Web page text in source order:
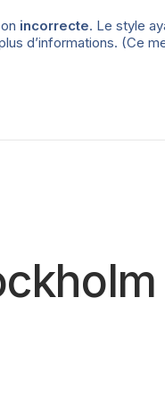
incorrecte. Le style
d’informations. (Ce